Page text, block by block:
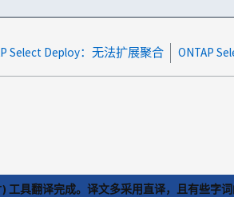
Select Deploy：无法扩展聚合 ONTAP
具翻译完成。译文多采用直译，且有些字